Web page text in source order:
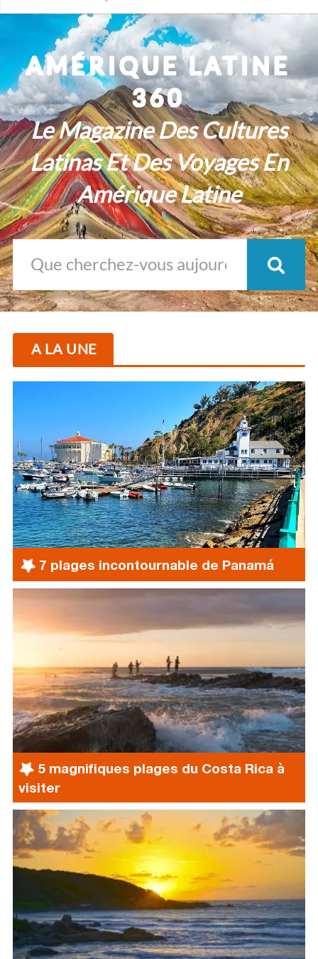
AMÉRIQUE LATINE
360
Le Magazine Des Cultures
Latinas Et Des Voyages En
Amérique Latine
A LA UNE
7 plages incontournable de Panamá
5 magnifiques plages du Costa Rica à
visiter